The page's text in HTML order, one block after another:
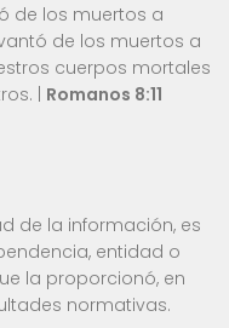
de los muertos a
de los muertos a
cuerpos mortales
| Romanos 8:11
de la información, es
entidad o
la proporcionó, en
normativas.